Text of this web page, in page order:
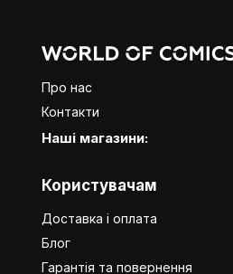
Про нас
Контакти
Наші магазини:
Користувачам
Доставка і оплата
Блог
Гарантія та повернення